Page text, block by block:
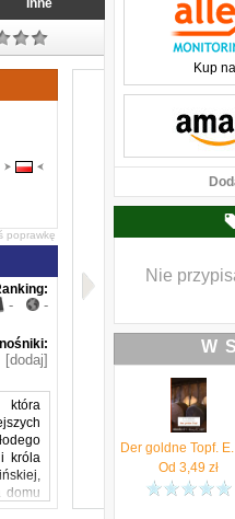
Inne
poprawkę
- -
[dodaj]
która
króla
domu
Kup
Nie
W
Od 3,49 zł